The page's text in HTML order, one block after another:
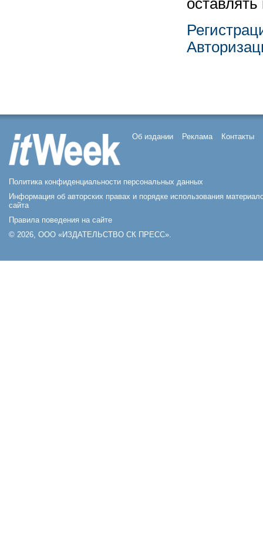
Об издании Реклама Контакты
Политика конфиденциальности персональных данных
Информация об авторских правах и порядке использования
сайта
Правила поведения на сайте
© 2026, ООО «ИЗДАТЕЛЬСТВО СК ПРЕСС».